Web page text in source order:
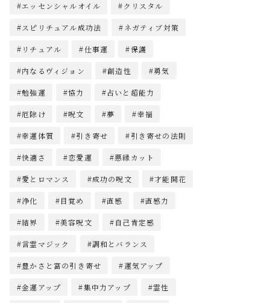
エッセンシャルオイル クリスタル
スピリチュアル成功法 ネガティブ対策
リチュアル 仕事運 保護
内なるヴィジョン 創造性 勇気
勉強運 協力 占いと超能力
厄除け 呪文 夢 幸福
幸運体質 引き寄せ 引き寄せの法則
快適さ 恋愛運 悪縁カット
愛とロマンス 成功の呪文 才能開花
浄化 目覚め 直感 直感力
結界 美容呪文 自己肯定感
言霊マジック 調和とバランス
豊かさと富の引き寄せ 運気アップ
金運アップ 集中力アップ 霊性